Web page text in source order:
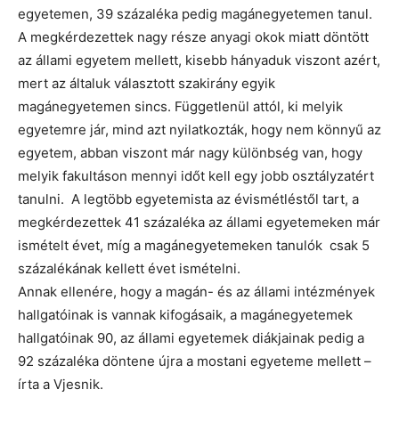
egyetemen, 39 százaléka pedig magánegyetemen tanul.
A megkérdezettek nagy része anyagi okok miatt döntött
az állami egyetem mellett, kisebb hányaduk viszont azért,
mert az általuk választott szakirány egyik
magánegyetemen sincs. Függetlenül attól, ki melyik
egyetemre jár, mind azt nyilatkozták, hogy nem könnyű az
egyetem, abban viszont már nagy különbség van, hogy
melyik fakultáson mennyi időt kell egy jobb osztályzatért
tanulni. A legtöbb egyetemista az évismétléstől tart, a
megkérdezettek 41 százaléka az állami egyetemeken már
ismételt évet, míg a magánegyetemeken tanulók csak 5
százalékának kellett évet ismételni.
Annak ellenére, hogy a magán- és az állami intézmények
hallgatóinak is vannak kifogásaik, a magánegyetemek
hallgatóinak 90, az állami egyetemek diákjainak pedig a
92 százaléka döntene újra a mostani egyeteme mellett –
írta a Vjesnik.